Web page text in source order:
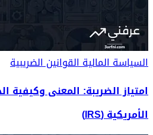
السياسة الماليةالقوانين الضريبية
امتياز الضريبة: المعنى وكيفية
الأمريكية (IRS)